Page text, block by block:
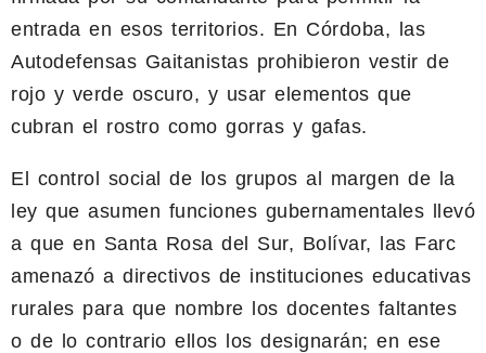
entrada en esos territorios. En Córdoba, las
Autodefensas Gaitanistas prohibieron vestir de
rojo y verde oscuro, y usar elementos que
cubran el rostro como gorras y gafas.
El control social de los grupos al margen de la
ley que asumen funciones gubernamentales llevó
a que en Santa Rosa del Sur, Bolívar, las Farc
amenazó a directivos de instituciones educativas
rurales para que nombre los docentes faltantes
o de lo contrario ellos los designarán; en ese